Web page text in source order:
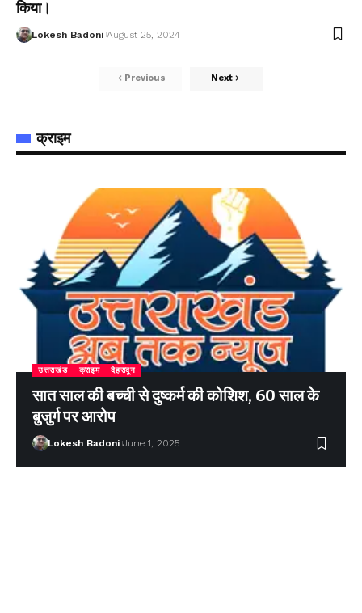
किया।
Lokesh Badoni August 25, 2024
Previous Next
क्राइम
उत्तराखंड क्राइम देहरादून
सात साल की बच्ची से दुष्कर्म की कोशिश, 60 साल के
बुजुर्ग पर आरोप
Lokesh Badoni June 1, 2025